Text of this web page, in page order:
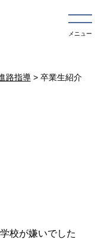
メニュー
路指導> 卒業生紹介
校が嫌いでした